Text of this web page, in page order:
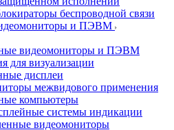
беспроводной связи
и ПЭВМ
видеомониторы и ПЭВМ
для визуализации
дисплеи
межвидового применения
компьютеры
системы индикации
видеомониторы